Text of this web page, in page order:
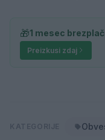
🎁1 mesec
Preizkusi zdaj